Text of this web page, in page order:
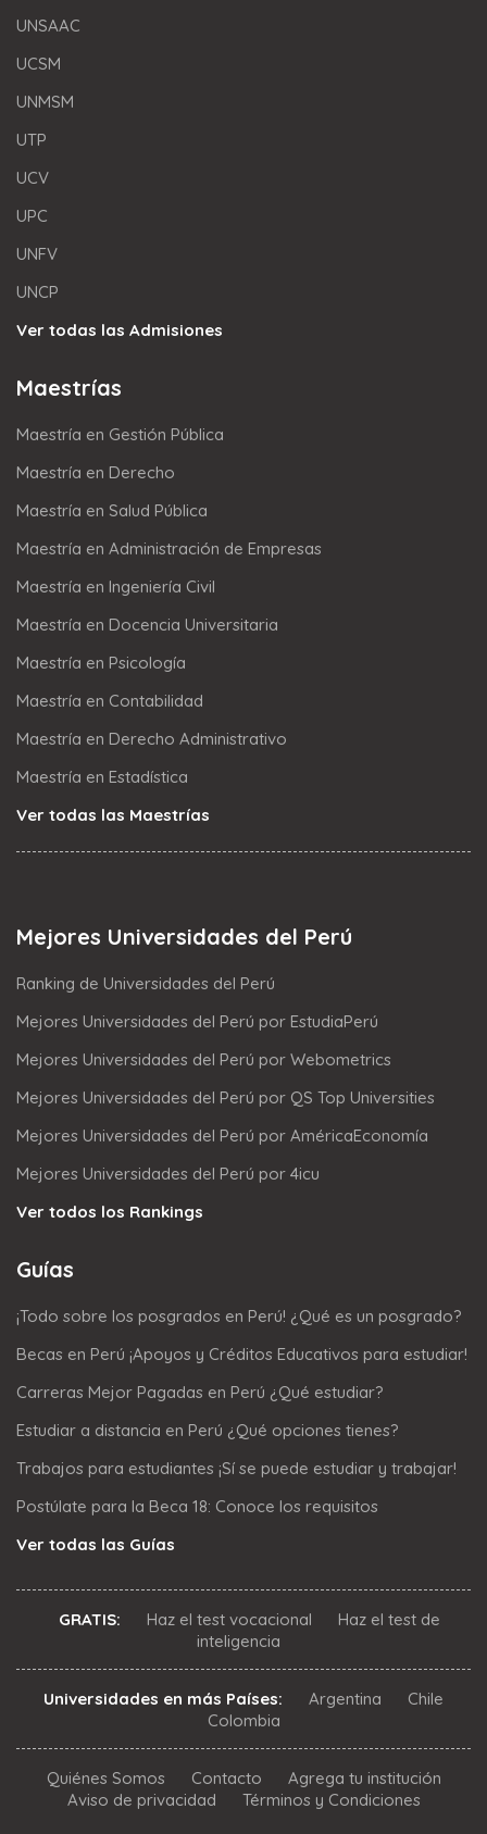
UNSAAC
UCSM
UNMSM
UTP
UCV
UPC
UNFV
UNCP
Ver todas las Admisiones
Maestrías
Maestría en Gestión Pública
Maestría en Derecho
Maestría en Salud Pública
Maestría en Administración de Empresas
Maestría en Ingeniería Civil
Maestría en Docencia Universitaria
Maestría en Psicología
Maestría en Contabilidad
Maestría en Derecho Administrativo
Maestría en Estadística
Ver todas las Maestrías
Mejores Universidades del Perú
Ranking de Universidades del Perú
Mejores Universidades del Perú por EstudiaPerú
Mejores Universidades del Perú por Webometrics
Mejores Universidades del Perú por QS Top Universities
Mejores Universidades del Perú por AméricaEconomía
Mejores Universidades del Perú por 4icu
Ver todos los Rankings
Guías
¡Todo sobre los posgrados en Perú! ¿Qué es un posgrado?
Becas en Perú ¡Apoyos y Créditos Educativos para estudiar!
Carreras Mejor Pagadas en Perú ¿Qué estudiar?
Estudiar a distancia en Perú ¿Qué opciones tienes?
Trabajos para estudiantes ¡Sí se puede estudiar y trabajar!
Postúlate para la Beca 18: Conoce los requisitos
Ver todas las Guías
GRATIS: Haz el test vocacional
Haz el test de
inteligencia
Universidades en más Países: Argentina
Chile
Colombia
Quiénes Somos Contacto
Agrega tu institución
Aviso de privacidad
Términos y Condiciones